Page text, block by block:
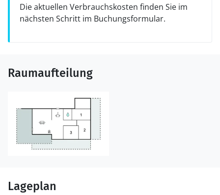
Die aktuellen Verbrauchskosten finden Sie im
nächsten Schritt im Buchungsformular.
Raumaufteilung
Lageplan